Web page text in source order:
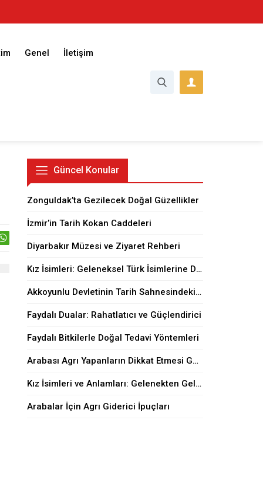
Genel İletişim
Güncel Konular
Zonguldak’ta Gezilecek Doğal Güzellikler
İzmir’in Tarih Kokan Caddeleri
Diyarbakır Müzesi ve Ziyaret Rehberi
Kız İsimleri: Geleneksel Türk İsimlerine Dair
Akkoyunlu Devletinin Tarih Sahnesindeki Yeri
Faydalı Dualar: Rahatlatıcı ve Güçlendirici
Faydalı Bitkilerle Doğal Tedavi Yöntemleri
Arabası Agrı Yapanların Dikkat Etmesi Gerekenler
Kız İsimleri ve Anlamları: Gelenekten Geleceğe
Arabalar İçin Agrı Giderici İpuçları